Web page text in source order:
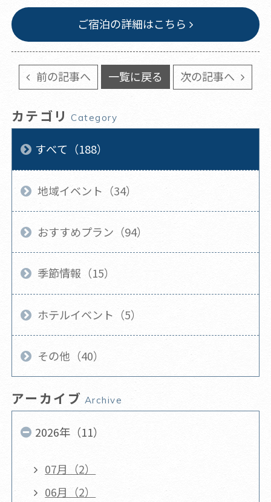
ご宿泊の詳細はこちら
前の記事へ 一覧に戻る 次の記事へ
カテゴリ Category
すべて（188）
地域イベント（34）
おすすめプラン（94）
季節情報（15）
ホテルイベント（5）
その他（40）
アーカイブ Archive
2026年（11）
07月（2）
06月（2）